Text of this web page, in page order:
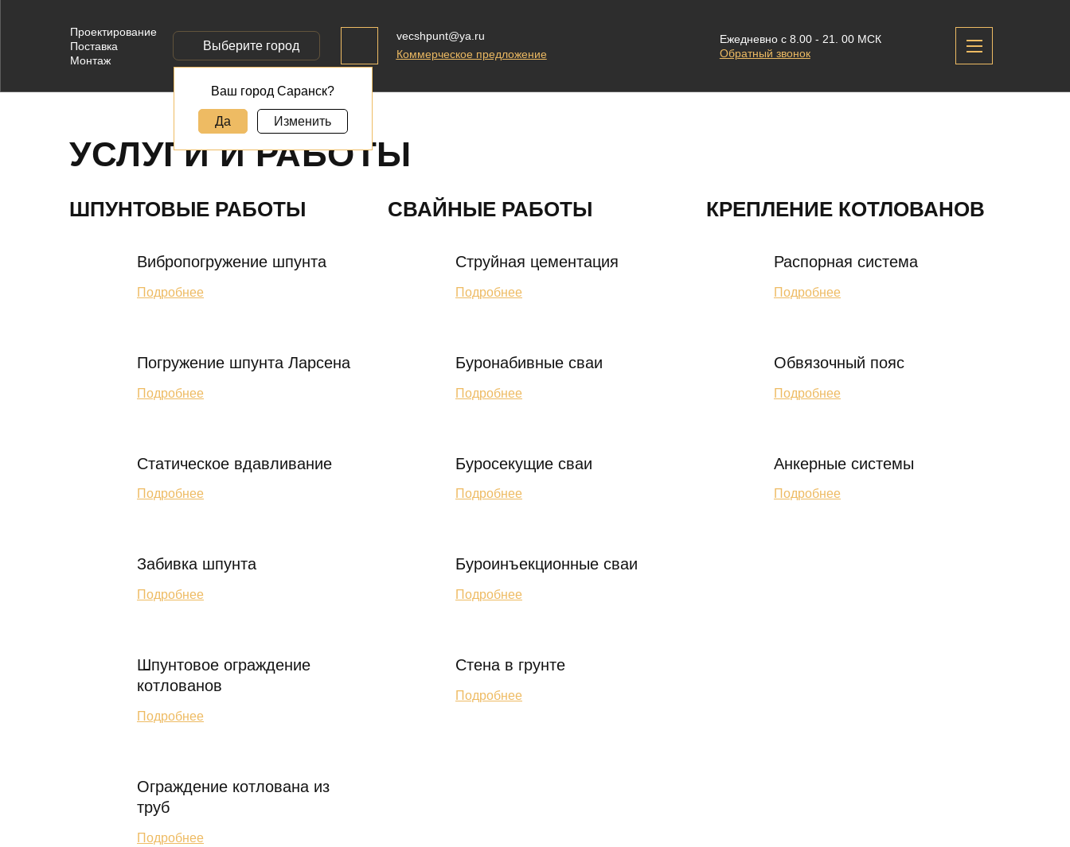
vecshpunt@ya.ru
Коммерческое предложение
Ежедневно с 8.00 - 21. 00 МСК
Обратный звонок
Проектирование
Поставка
Монтаж
Выберите город
Ваш город Саранск?
Да Изменить
УСЛУГИ И РАБОТЫ
ШПУНТОВЫЕ РАБОТЫ
Вибропогружение шпунта
Подробнее
Погружение шпунта Ларсена
Подробнее
Статическое вдавливание
Подробнее
Забивка шпунта
Подробнее
Шпунтовое ограждение
котлованов
Подробнее
Ограждение котлована из
труб
Подробнее
СВАЙНЫЕ РАБОТЫ
Струйная цементация
Подробнее
Буронабивные сваи
Подробнее
Буросекущие сваи
Подробнее
Буроинъекционные сваи
Подробнее
Стена в грунте
Подробнее
КРЕПЛЕНИЕ КОТЛОВАНОВ
Распорная система
Подробнее
Обвязочный пояс
Подробнее
Анкерные системы
Подробнее